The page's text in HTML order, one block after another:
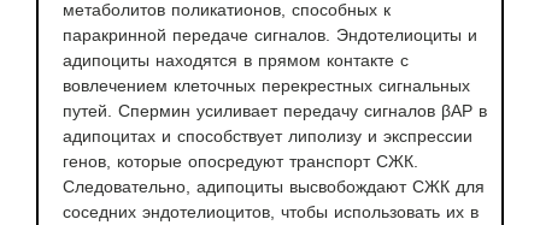
метаболитов поликатионов, способных к
паракринной передаче сигналов. Эндотелиоциты и
адипоциты находятся в прямом контакте с
вовлечением клеточных перекрестных сигнальных
путей. Спермин усиливает передачу сигналов βАР в
адипоцитах и ​​способствует липолизу и экспрессии
генов, которые опосредуют транспорт СЖК.
Следовательно, адипоциты высвобождают СЖК для
соседних эндотелиоцитов, чтобы использовать их в